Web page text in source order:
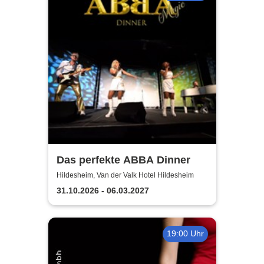
Das perfekte ABBA Dinner
Hildesheim, Van der Valk Hotel Hildesheim
31.10.2026 - 06.03.2027
19:00 Uhr